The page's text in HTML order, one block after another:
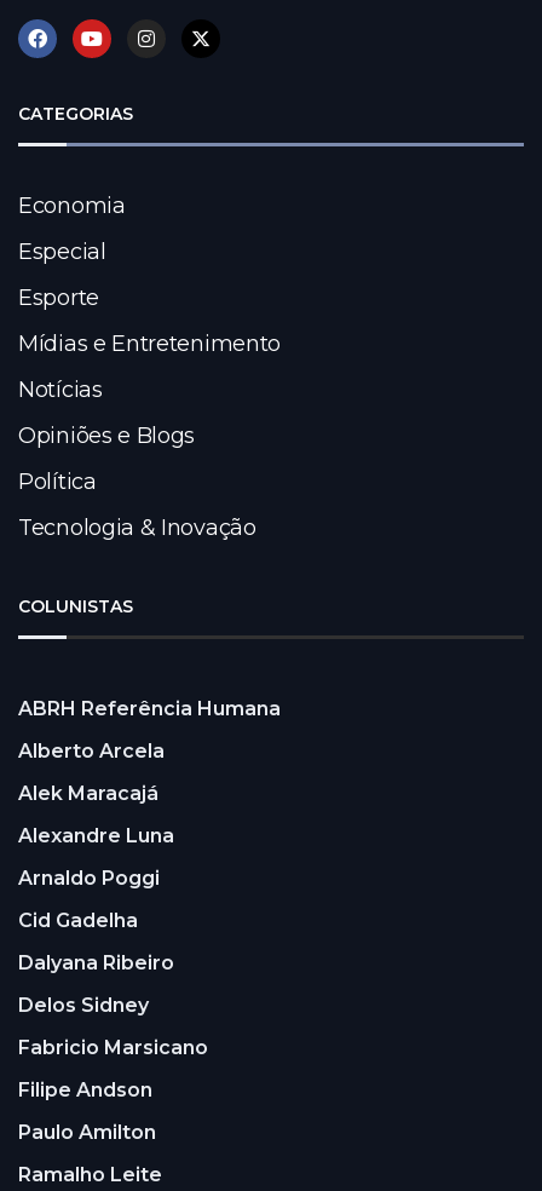
CATEGORIAS
Economia
Especial
Esporte
Mídias e Entretenimento
Notícias
Opiniões e Blogs
Política
Tecnologia & Inovação
COLUNISTAS
ABRH Referência Humana
Alberto Arcela
Alek Maracajá
Alexandre Luna
Arnaldo Poggi
Cid Gadelha
Dalyana Ribeiro
Delos Sidney
Fabricio Marsicano
Filipe Andson
Paulo Amilton
Ramalho Leite